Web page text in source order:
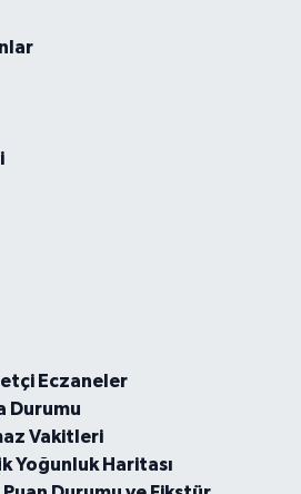
Eczaneler
Durumu
Vakitleri
Yoğunluk Haritası